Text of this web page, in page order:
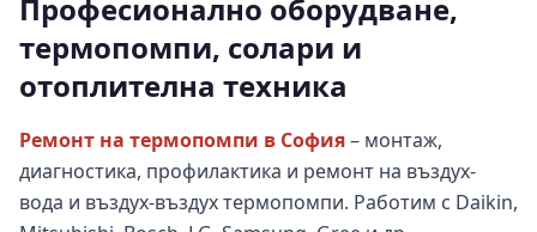
Професионално оборудване,
термопомпи, солари и
отоплителна техника
Ремонт на термопомпи в София– монтаж,
диагностика, профилактика и ремонт на въздух-
вода и въздух-въздух термопомпи. Работим с Daikin,